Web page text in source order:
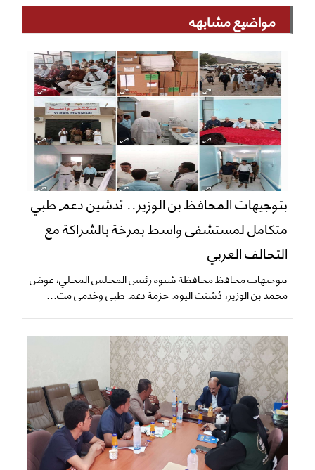
مواضيع مشابهه
بتوجيهات المحافظ بن الوزير.. تدشين دعم طبي
متكامل لمستشفى واسط بمرخة بالشراكة مع
التحالف العربي
بتوجيهات محافظ محافظة شبوة رئيس المجلس المحلي، عوض
محمد بن الوزير، دُشنت اليوم حزمة دعم طبي وخدمي مت...